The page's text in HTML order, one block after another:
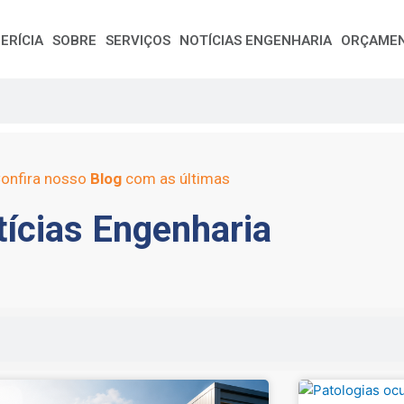
SOBRE SERVIÇOS NOTÍCIAS ENGENHARIA
nosso Blogcom as últimas
Engenharia
PagePage PagePagePagePage PagePagePage
PagePage